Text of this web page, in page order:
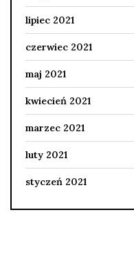
lipiec 2021
czerwiec 2021
maj 2021
kwiecień 2021
marzec 2021
luty 2021
styczeń 2021